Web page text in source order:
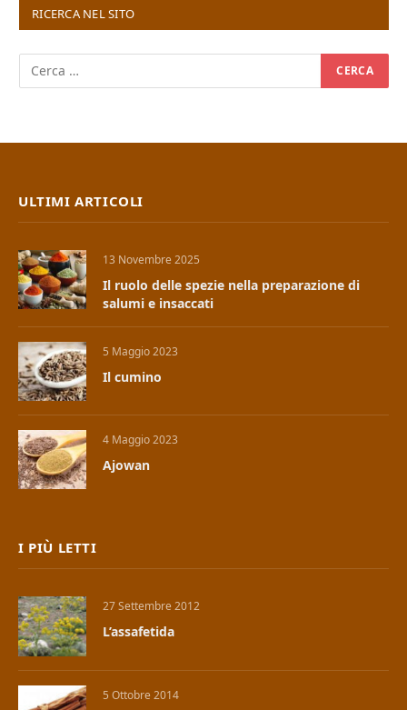
RICERCA NEL SITO
ULTIMI ARTICOLI
13 Novembre 2025
Il ruolo delle spezie nella preparazione di
salumi e insaccati
5 Maggio 2023
Il cumino
4 Maggio 2023
Ajowan
I PIÙ LETTI
27 Settembre 2012
L’assafetida
5 Ottobre 2014